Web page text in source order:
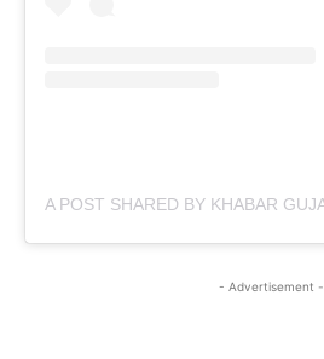
- Advertisement -